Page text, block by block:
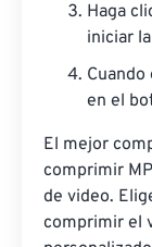
Haga
iniciar
Cuando
en el
El mejor
comprimir
de video.
comprimir el